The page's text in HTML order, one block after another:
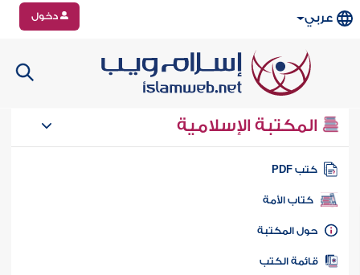
عربي دخول
المكتبة الإسلامية
كتب PDF
كتاب الأمة
المكتبة